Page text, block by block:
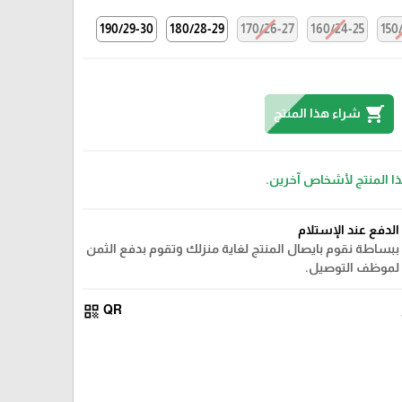
160/24-25
170/26-27
180/28-29
190/29-30
shopping_cart شراء هذا المنتج
المنتج لأشخاص آخرين.
الدفع عند الإستلام
ببساطة نقوم بايصال المنتج لغاية منزلك وتقوم بدفع الثمن
لموظف التوصيل.
QR
qr_code